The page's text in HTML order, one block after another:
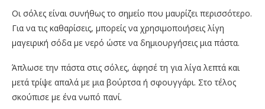
Οι σόλες είναι συνήθως το σημείο που μαυρίζει περισσότερο.
Για να τις καθαρίσεις, μπορείς να χρησιμοποιήσεις λίγη
μαγειρική σόδα με νερό ώστε να δημιουργήσεις μια πάστα.
Άπλωσε την πάστα στις σόλες, άφησέ τη για λίγα λεπτά και
μετά τρίψε απαλά με μια βούρτσα ή σφουγγάρι. Στο τέλος
σκούπισε με ένα νωπό πανί.